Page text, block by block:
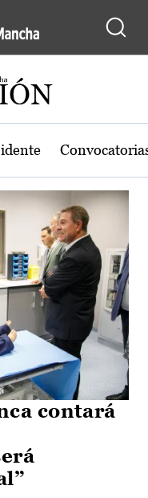
de Castilla-
contará